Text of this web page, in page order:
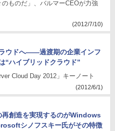
のものだ」、バルマーCEOが力強
(2012/7/10)
ウドへ――過渡期の企業インフ
“ハイブリッドクラウド”
Cloud Day 2012」キーノート
(2012/6/1)
再創造を実現するのがWindows
シノフスキー氏がその特徴